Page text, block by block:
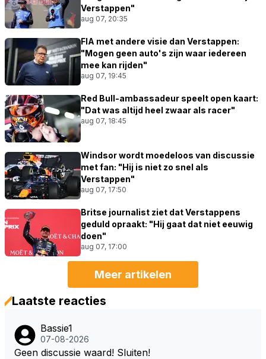
Verstappen"
aug 07, 20:35
FIA met andere visie dan Verstappen:
"Mogen geen auto's zijn waar iedereen
mee kan rijden"
aug 07, 19:45
Red Bull-ambassadeur speelt open kaart:
"Dat was altijd heel zwaar als racer"
aug 07, 18:45
Windsor wordt moedeloos van discussie
met fan: "Hij is niet zo snel als
Verstappen"
aug 07, 17:50
Britse journalist ziet dat Verstappens
geduld opraakt: "Hij gaat dat niet eeuwig
doen"
aug 07, 17:00
Meer artikelen
Laatste reacties
Bassie1
07-08-2026
Geen discussie waard! Sluiten!